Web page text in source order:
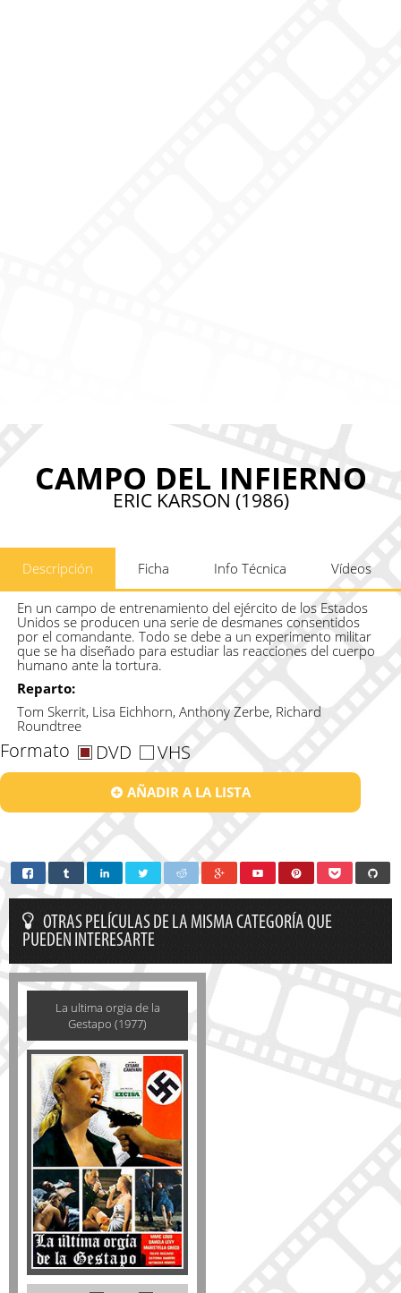
CAMPO DEL INFIERNO
ERIC KARSON (1986)
Descripción Ficha Info Técnica Vídeos
En un campo de entrenamiento del ejército de los Estados
Unidos se producen una serie de desmanes consentidos
por el comandante. Todo se debe a un experimento militar
que se ha diseñado para estudiar las reacciones del cuerpo
humano ante la tortura.
Reparto:
Tom Skerrit, Lisa Eichhorn, Anthony Zerbe, Richard
Roundtree
Formato DVD VHS
AÑADIR A LA LISTA
OTRAS PELÍCULAS DE LA MISMA CATEGORÍA QUE
PUEDEN INTERESARTE
La ultima orgia de la
Gestapo (1977)